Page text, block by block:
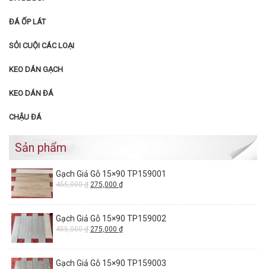
ĐÁ ỐP LÁT
SỎI CUỘI CÁC LOẠI
KEO DÁN GẠCH
KEO DÁN ĐÁ
CHẬU ĐÁ
Sản phẩm
Gạch Giả Gỗ 15×90 TP159001
455,000₫ 275,000 ₫
Gạch Giả Gỗ 15×90 TP159002
455,000₫ 275,000 ₫
Gạch Giả Gỗ 15×90 TP159003